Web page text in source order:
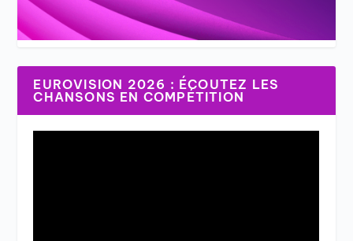
EUROVISION 2026 : ÉCOUTEZ LES
CHANSONS EN COMPÉTITION